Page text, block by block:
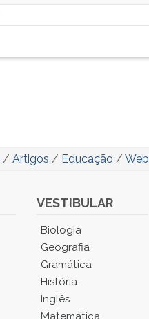
/ Artigos / Educação /
VESTIBULAR
Biologia
Geografia
Gramática
História
Inglês
Matemática